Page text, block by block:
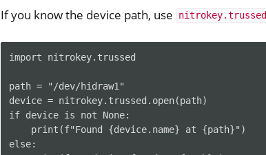
If you know the device path, use
import nitrokey.trussed
path = "/dev/hidraw1"
device = nitrokey.trussed.open(path)
if device is not None:
    print(f"Found {device.name} at {path}")
else: